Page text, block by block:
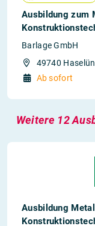
Ausbildung zum
Barlage GmbH
49740
Ab sofort
Weitere 12
Ausbildung